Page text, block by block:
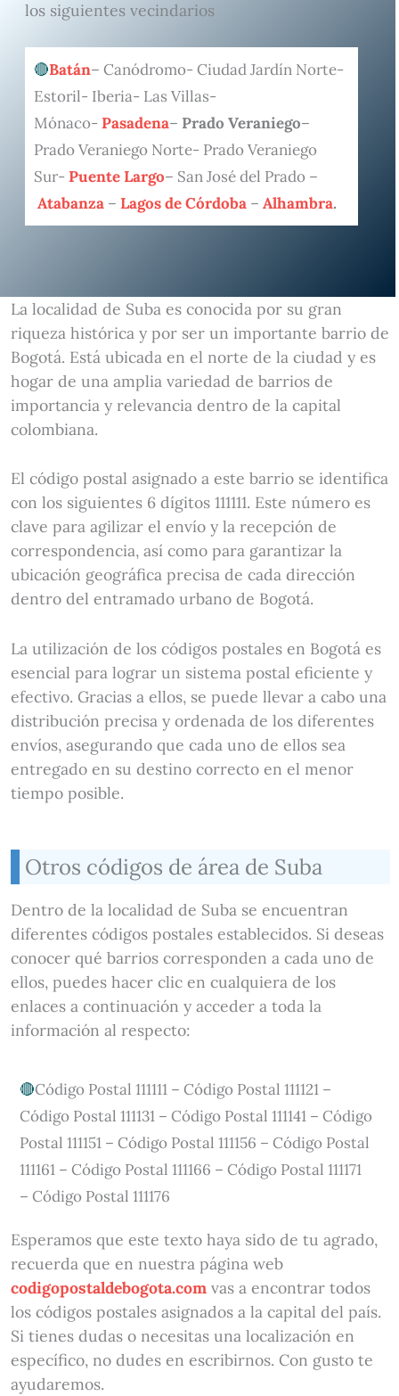
los siguientes vecindarios
Batán– Canódromo- Ciudad Jardín Norte-
Estoril- Iberia- Las Villas-
Mónaco- Pasadena– Prado Veraniego–
Prado Veraniego Norte- Prado Veraniego
Sur- Puente Largo– San José del Prado –
Atabanza– Lagos de Córdoba– Alhambra.
La localidad de Suba es conocida por su gran
riqueza histórica y por ser un importante barrio de
Bogotá. Está ubicada en el norte de la ciudad y es
hogar de una amplia variedad de barrios de
importancia y relevancia dentro de la capital
colombiana.
El código postal asignado a este barrio se identifica
con los siguientes 6 dígitos 111111. Este número es
clave para agilizar el envío y la recepción de
correspondencia, así como para garantizar la
ubicación geográfica precisa de cada dirección
dentro del entramado urbano de Bogotá.
La utilización de los códigos postales en Bogotá es
esencial para lograr un sistema postal eficiente y
efectivo. Gracias a ellos, se puede llevar a cabo una
distribución precisa y ordenada de los diferentes
envíos, asegurando que cada uno de ellos sea
entregado en su destino correcto en el menor
tiempo posible.
Otros códigos de área de Suba
Dentro de la localidad de Suba se encuentran
diferentes códigos postales establecidos. Si deseas
conocer qué barrios corresponden a cada uno de
ellos, puedes hacer clic en cualquiera de los
enlaces a continuación y acceder a toda la
información al respecto:
Código Postal 111111 – Código Postal 111121 –
Código Postal 111131 – Código Postal 111141 – Código
Postal 111151 – Código Postal 111156 – Código Postal
111161 – Código Postal 111166 – Código Postal 111171
– Código Postal 111176
Esperamos que este texto haya sido de tu agrado,
recuerda que en nuestra página web
codigopostaldebogota.comvas a encontrar todos
los códigos postales asignados a la capital del país.
Si tienes dudas o necesitas una localización en
específico, no dudes en escribirnos. Con gusto te
ayudaremos.